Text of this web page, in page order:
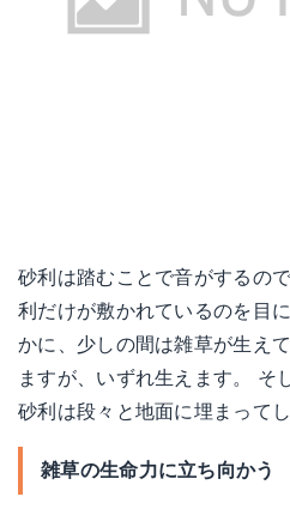
砂利は踏むことで音がするの
利だけが敷かれているのを目
かに、少しの間は雑草が生え
ますが、いずれ生えます。 そ
砂利は段々と地面に埋まってし
雑草の生命力に立ち向かう